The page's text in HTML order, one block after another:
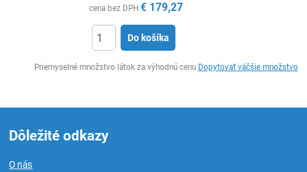
cena bez DPH € 179,27
Do košíka
Priemyselné množstvo látok za výhodnú cenu Dopytovať väčšie množstvo
Dôležité odkazy
O nás